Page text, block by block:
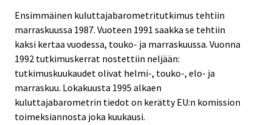
Ensimmäinen kuluttajabarometritutkimus tehtiin
marraskuussa 1987. Vuoteen 1991 saakka se tehtiin
kaksi kertaa vuodessa, touko- ja marraskuussa. Vuonna
1992 tutkimuskerrat nostettiin neljään:
tutkimuskuukaudet olivat helmi-, touko-, elo- ja
marraskuu. Lokakuusta 1995 alkaen
kuluttajabarometrin tiedot on kerätty EU:n komission
toimeksiannosta joka kuukausi.